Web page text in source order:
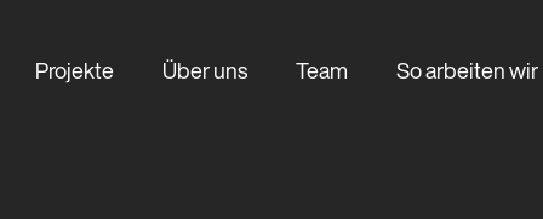
Projekte Über uns Team So arbeiten wir